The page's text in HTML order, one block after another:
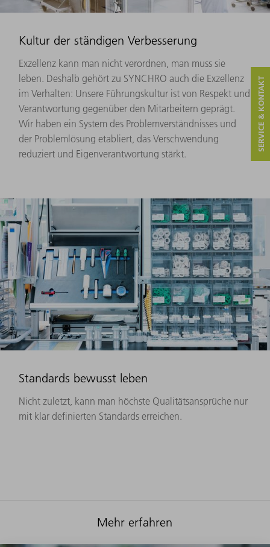
Kultur der ständigen Verbesserung
Exzellenz kann man nicht verordnen, man muss sie
leben. Deshalb gehört zu SYNCHRO auch die Exzellenz
im Verhalten: Unsere Führungskultur ist von Respekt und
Verantwortung gegenüber den Mitarbeitern geprägt.
Wir haben ein System des Problemverständnisses und
der Problemlösung etabliert, das Verschwendung
reduziert und Eigenverantwortung stärkt.
Standards bewusst leben
Nicht zuletzt, kann man höchste Qualitätsansprüche nur
mit klar definierten Standards erreichen.
Mehr erfahren
SERVICE & KONTAKT